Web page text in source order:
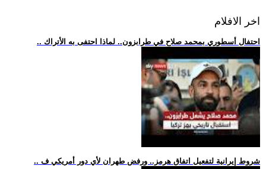
اخر الافلام
.. احتفال أسطوري بمحمد صلاح في طرابزون.. لماذا احتفى به الأتراك
.. شروط إيرانية لتفعيل اتفاق هرمز.. ورفض طهران لأي دور أمريكي ف